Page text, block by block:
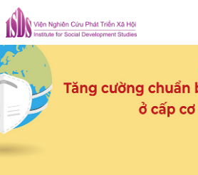
Skip
to
content